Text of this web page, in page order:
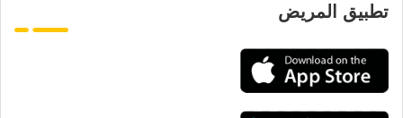
تطبيق المريض